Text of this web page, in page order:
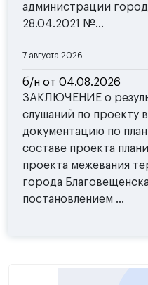
администрации
28.04.2021 №...
7 августа 2026
б/н от 04.08.2026
ЗАКЛЮЧЕНИЕ о
слушаний по проекту
документацию по
составе проекта
проекта межевания
города
постановлением ...